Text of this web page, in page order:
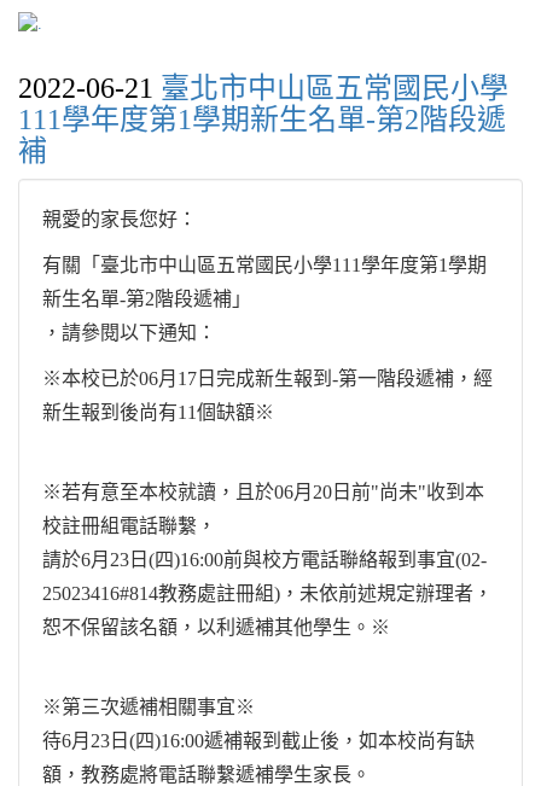
2022-06-21 臺北市中山區五常國民小學
111學年度第1學期新生名單-第2階段遞
補
親愛的家長您好：
有關「臺北市中山區五常國民小學111學年度第1學期
新生名單-第2階段遞補」
，請參閱以下通知：
※本校已於06月17日完成新生報到-第一階段遞補，經
新生報到後尚有11個缺額※
※若有意至本校就讀，且於06月20日前"尚未"收到本
校註冊組電話聯繫，
請於6月23日(四)16:00前與校方電話聯絡報到事宜(02-
25023416#814教務處註冊組)，未依前述規定辦理者，
恕不保留該名額，以利遞補其他學生。※
※第三次遞補相關事宜※
待6月23日(四)16:00遞補報到截止後，如本校尚有缺
額，教務處將電話聯繫遞補學生家長。